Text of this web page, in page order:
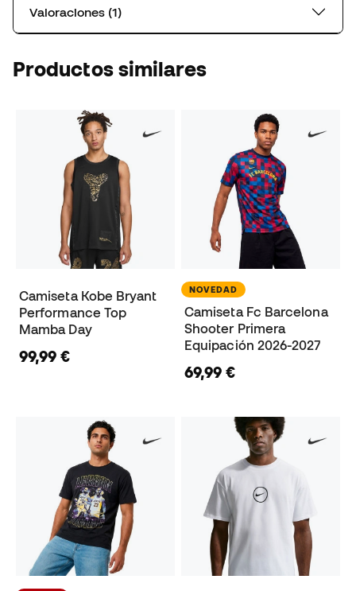
Valoraciones (1)
Productos similares
Camiseta Kobe Bryant
Performance Top
Mamba Day
99,99 €
NOVEDAD
Camiseta Fc Barcelona
Shooter Primera
Equipación 2026-2027
69,99 €